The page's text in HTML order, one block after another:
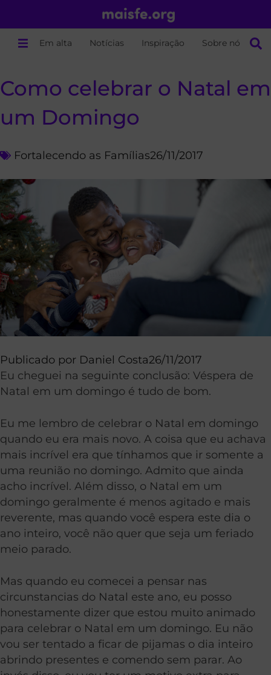
Em alta Notícias Inspiração Sobre nós
Como celebrar o Natal em
um Domingo
Fortalecendo as Famílias26/11/2017
Publicado por Daniel Costa26/11/2017
Eu cheguei na seguinte conclusão: Véspera de
Natal em um domingo é tudo de bom.
Eu me lembro de celebrar o Natal em domingo
quando eu era mais novo. A coisa que eu achava
mais incrível era que tínhamos que ir somente a
uma reunião no domingo. Admito que ainda
acho incrível. Além disso, o Natal em um
domingo geralmente é menos agitado e mais
reverente, mas quando você espera este dia o
ano inteiro, você não quer que seja um feriado
meio parado.
Mas quando eu comecei a pensar nas
circunstancias do Natal este ano, eu posso
honestamente dizer que estou muito animado
para celebrar o Natal em um domingo. Eu não
vou ser tentado a ficar de pijamas o dia inteiro
abrindo presentes e comendo sem parar. Ao